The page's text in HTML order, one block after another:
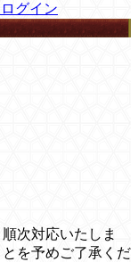
グイン
次対応いたしま
を予めご了承くだ